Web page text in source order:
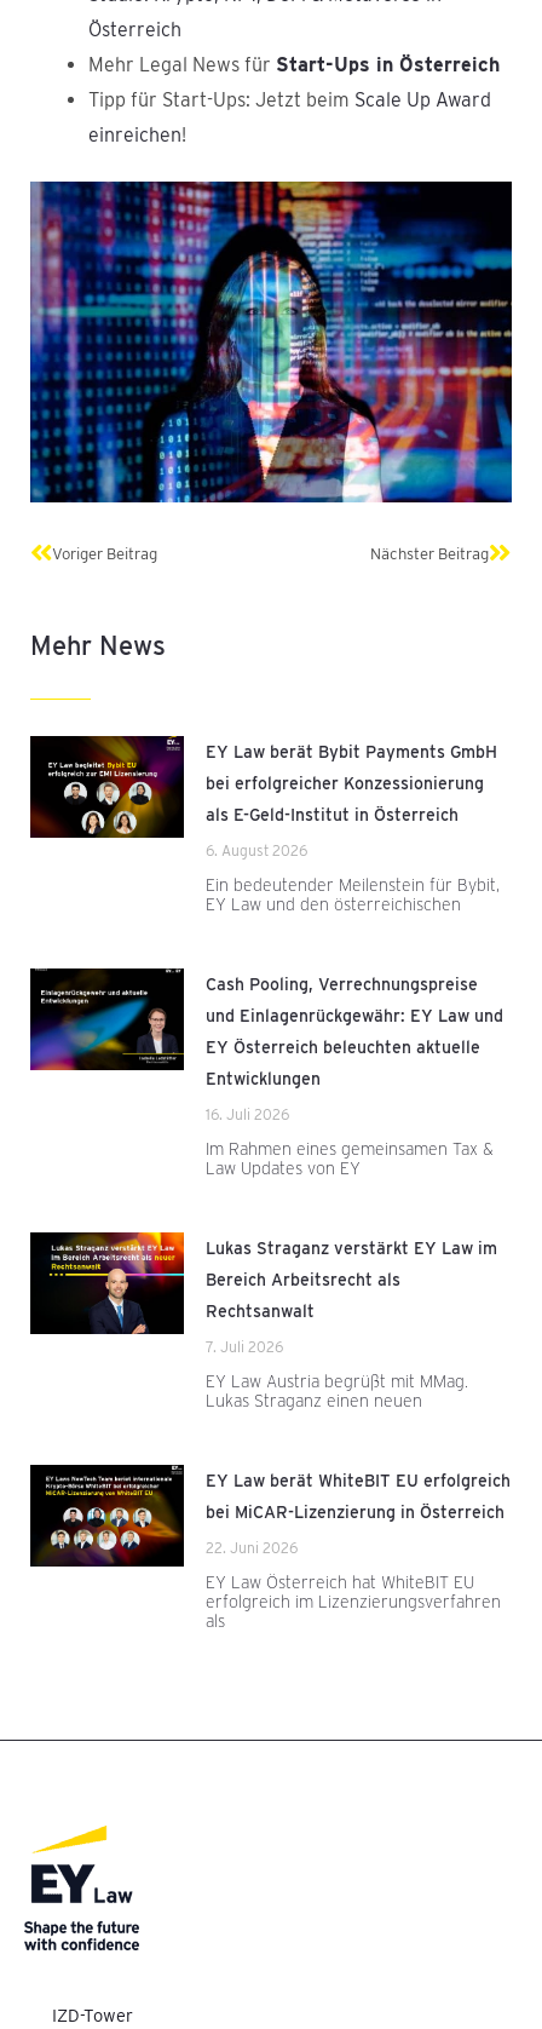
Österreich
Mehr Legal News für Start-Ups in Österreich
Tipp für Start-Ups: Jetzt beim Scale Up Award
einreichen!
Zurück
Voriger Beitrag Nächster Beitrag
Mehr News
EY Law berät Bybit Payments GmbH
bei erfolgreicher Konzessionierung
als E-Geld-Institut in Österreich
6. August 2026
Ein bedeutender Meilenstein für Bybit,
EY Law und den österreichischen
Cash Pooling, Verrechnungspreise
und Einlagenrückgewähr: EY Law und
EY Österreich beleuchten aktuelle
Entwicklungen
16. Juli 2026
Im Rahmen eines gemeinsamen Tax &
Law Updates von EY
Lukas Straganz verstärkt EY Law im
Bereich Arbeitsrecht als
Rechtsanwalt
7. Juli 2026
EY Law Austria begrüßt mit MMag.
Lukas Straganz einen neuen
EY Law berät WhiteBIT EU erfolgreich
bei MiCAR-Lizenzierung in Österreich
22. Juni 2026
EY Law Österreich hat WhiteBIT EU
erfolgreich im Lizenzierungsverfahren
als
IZD-Tower